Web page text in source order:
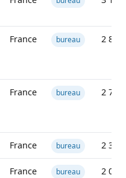
France bureau 2 846
France bureau 2 732
France bureau 2 371
France bureau 2 082